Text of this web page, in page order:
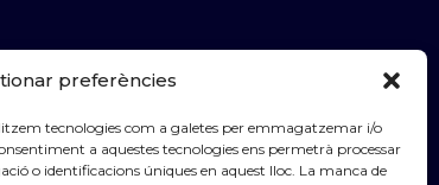
preferències
tecnologies com a galetes per emmagatzemar i/o
a aquestes tecnologies ens permetrà processar
o identificacions úniques en aquest lloc. La manca de